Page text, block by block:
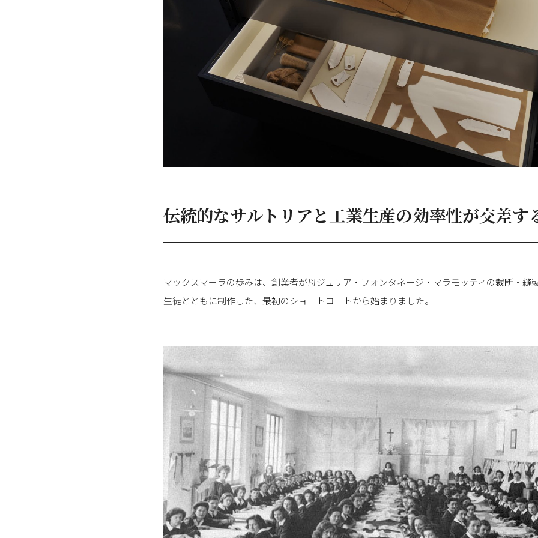
伝統的なサルトリアと工業生産の効率性が交差す
マックスマーラの歩みは、創業者が母ジュリア・フォンタネージ・マラモッティの裁断・縫
生徒とともに制作した、最初のショートコートから始まりました。